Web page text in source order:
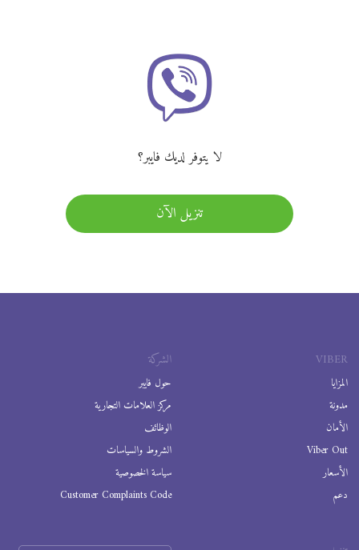
لا يتوفر لديك فايبر؟
تنزيل الآن
VIBER
المزايا
مدونة
الأمان
Viber Out
الأسعار
دعم
الشركة
حول فايبر
مركز العلامات التجارية
الوظائف
الشروط والسياسات
سياسة الخصوصية
Customer Complaints Code